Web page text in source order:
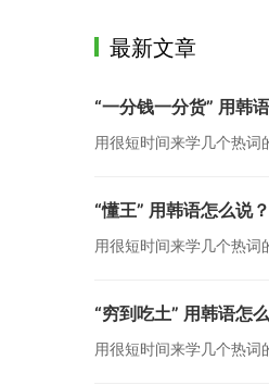
最新文章
“一分钱一分货” 用韩
用很短时间来学几个热词
“懂王” 用韩语怎么说？
用很短时间来学几个热词
“穷到吃土” 用韩语怎
用很短时间来学几个热词